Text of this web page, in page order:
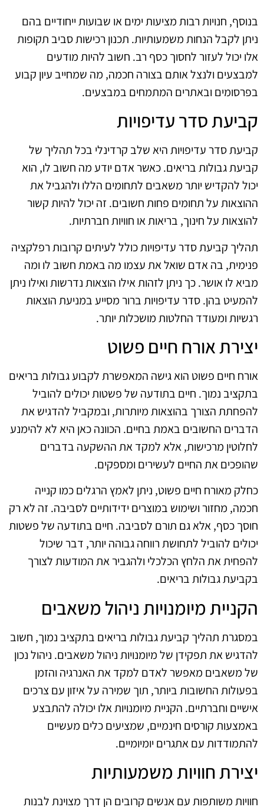
בנוסף, חנויות רבות מציעות ימים או שבועות ייחודיים בהם
ניתן לקבל הנחות משמעותיות. תכנון רכישות סביב תקופות
אלו יכול לעזור לחסוך כסף רב. חשוב להיות מודעים
למבצעים ולנצל אותם בצורה חכמה, מה שמחייב עיון קבוע
בפרסומים ובאתרים המתמחים במבצעים.
קביעת סדר עדיפויות
קביעת סדר עדיפויות היא שלב קרדינלי בכל תהליך של
קביעת גבולות בריאים. כאשר אדם יודע מה חשוב לו, הוא
יכול להקדיש יותר משאבים לתחומים הללו ולהגביל את
ההוצאות על תחומים פחות חשובים. זה יכול להיות קשור
להוצאות על חינוך, בריאות או חוויות חברתיות.
תהליך קביעת סדר עדיפויות כולל לעיתים קרובות רפלקציה
פנימית, בה אדם שואל את עצמו מה באמת חשוב לו ומה
מביא לו אושר. כך ניתן לזהות אילו הוצאות נדרשות ואילו ניתן
להמעיט בהן. סדר עדיפויות ברור מסייע במניעת הוצאות
רגשיות ומעודד החלטות מושכלות יותר.
יצירת אורח חיים פשוט
אורח חיים פשוט הוא גישה המאפשרת לקבוע גבולות בריאים
בתקציב נמוך. חיים בתודעה של פשטות יכולים להוביל
להפחתת הצורך בהוצאות מיותרות, ובמקביל להדגיש את
הדברים החשובים באמת בחיים. הכוונה כאן היא לא להימנע
לחלוטין מרכישות, אלא למקד את ההשקעה בדברים
שהופכים את החיים לעשירים ומספקים.
כחלק מאורח חיים פשוט, ניתן לאמץ הרגלים כמו קנייה
חכמה, מחזור ושימוש במוצרים ידידותיים לסביבה. זה לא רק
חוסך כסף, אלא גם תורם לסביבה. חיים בתודעה של פשטות
יכולים להוביל לתחושת רווחה גבוהה יותר, דבר שיכול
להפחית את הלחץ הכלכלי ולהגביר את המודעות לצורך
בקביעת גבולות בריאים.
הקניית מיומנויות ניהול משאבים
במסגרת תהליך קביעת גבולות בריאים בתקציב נמוך, חשוב
להדגיש את תפקידן של מיומנויות ניהול משאבים. ניהול נכון
של משאבים מאפשר לאדם למקד את האנרגיה והזמן
בפעולות החשובות ביותר, תוך שמירה על איזון עם צרכים
אישיים וחברתיים. הקניית מיומנויות אלו יכולה להתבצע
באמצעות קורסים חינמיים, שמציעים כלים מעשיים
להתמודדות עם אתגרים יומיומיים.
יצירת חוויות משמעותיות
חוויות משותפות עם אנשים קרובים הן דרך מצוינת לבנות